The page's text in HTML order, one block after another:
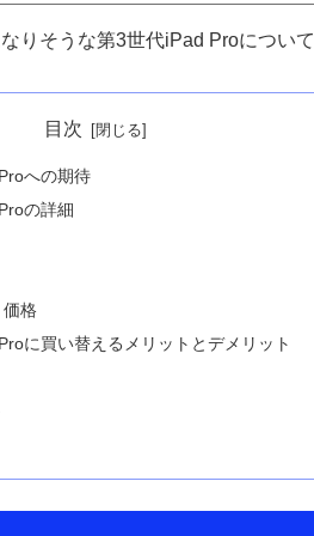
りそうな第3世代iPad Proについ
目次
への期待
の詳細
価格
に買い替えるメリットとデメリット